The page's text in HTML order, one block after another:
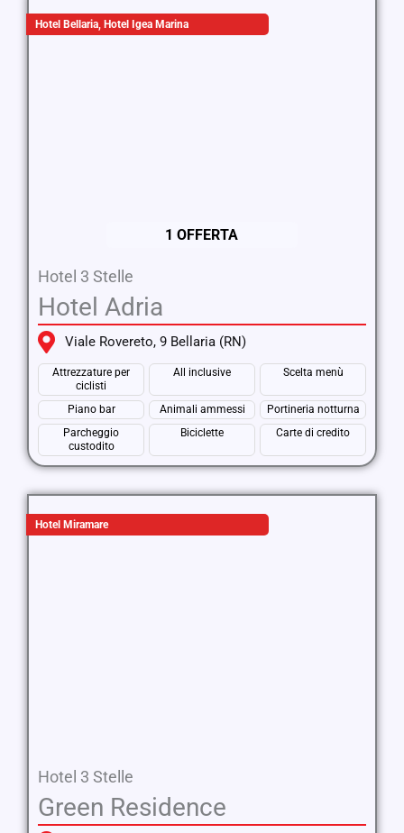
1 OFFERTA
Hotel Bellaria, Hotel Igea Marina
Hotel 3 Stelle
Hotel Adria
Viale Rovereto, 9 Bellaria (RN)
Attrezzature per
ciclisti
All inclusive Scelta menù
Piano bar Animali ammessi
Portineria notturna
Parcheggio
custodito
Biciclette Carte di credito
Hotel Miramare
Hotel 3 Stelle
Green Residence